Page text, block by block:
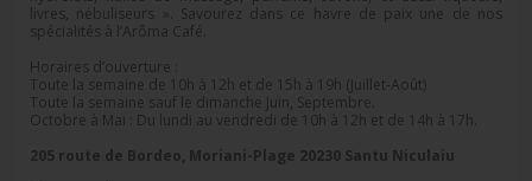
livres, nébuliseurs ». Savourez dans ce havre de paix une de nos
spécialités à l’Arôma Café.
Horaires d’ouverture :
Toute la semaine de 10h à 12h et de 15h à 19h (Juillet-Août)
Toute la semaine sauf le dimanche Juin, Septembre.
Octobre à Mai : Du lundi au vendredi de 10h à 12h et de 14h à 17h.
205 route de Bordeo, Moriani-Plage 20230 Santu Niculaiu